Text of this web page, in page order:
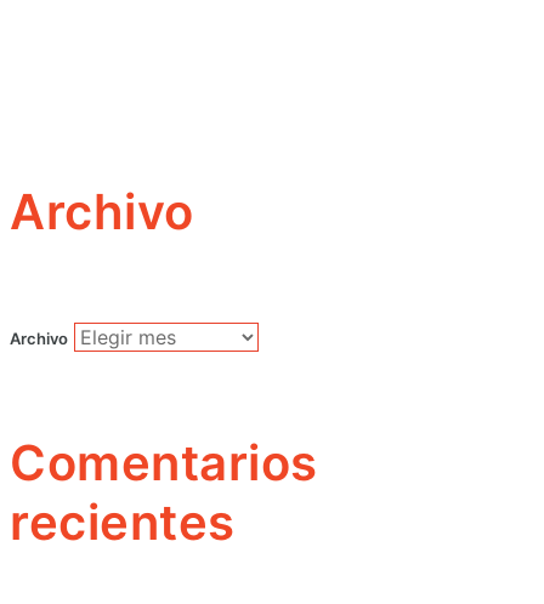
Archivo
Archivo
Comentarios
recientes